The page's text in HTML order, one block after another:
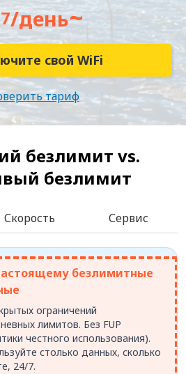
/день~
свой WiFi
тариф
безлимит vs.
безлимит
Скорость Сервис
безлимитные
ограничений
лимитов. Без FUP
честного использования).
столько данных, сколько
24/7.